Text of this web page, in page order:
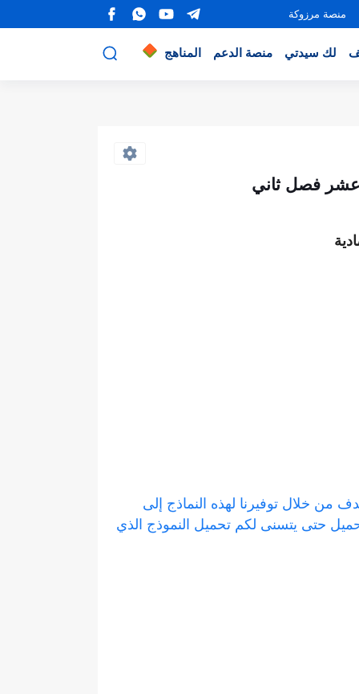
منصة مرزوكة
لك سيدتي منصة الدعم المناهج
عشر فصل ثاني
من خلال توفيرنا لهذه النماذج إلى
حتى يتسنى لكم تحميل النموذج الذي